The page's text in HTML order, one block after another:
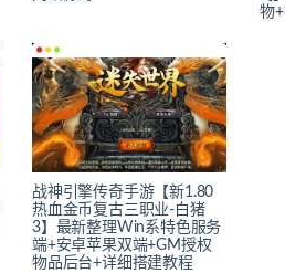
物
战神引擎传奇手游【新1.80
热血金币复古三职业-白猪
3】最新整理Win系特色服务
端+安卓苹果双端+GM授权
物品后台+详细搭建教程